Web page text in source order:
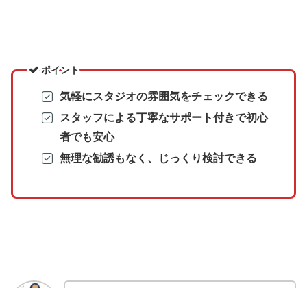
ポイント
気軽にスタジオの雰囲気をチェックできる
スタッフによる丁寧なサポート付きで初心
者でも安心
無理な勧誘もなく、じっくり検討できる